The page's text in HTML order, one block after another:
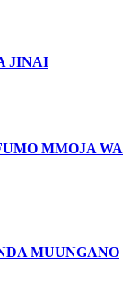
JINAI
MMOJA WA
MUUNGANO